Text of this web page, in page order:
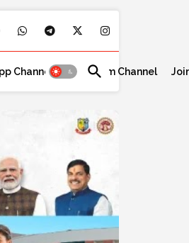
Channel Telegram Channel